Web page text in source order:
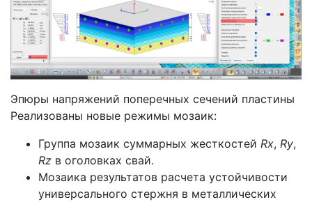
Эпюры напряжений поперечных сечений пластины
Реализованы новые режимы мозаик:
Группа мозаик суммарных жесткостей Rx, Ry,
Rz в оголовках свай.
Мозаика результатов расчета устойчивости
универсального стержня в металлических